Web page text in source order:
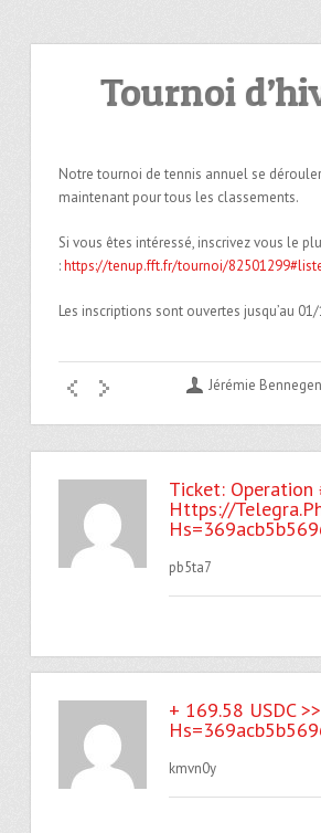
Tournoi
Notre tournoi de tennis annuel se
maintenant pour tous les classements.
Si vous êtes intéressé, inscrivez vous le
:https://tenup.fft.fr/tournoi/
Les inscriptions sont ouvertes jusqu’au
Jérémie
Ticket: Operation
Https://
pb5ta7
+ 169.58 USDC
kmvn0y